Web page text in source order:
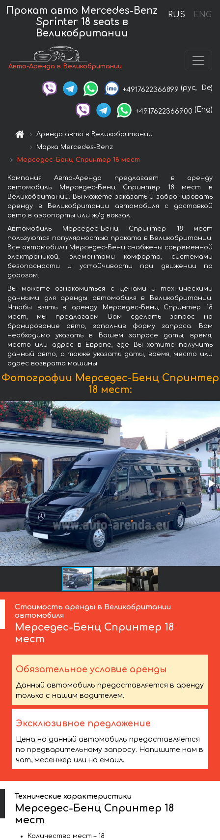
RUS ENG
Прокат авто Mercedes-Benz
Sprinter 18 seats в
Великобритании
Авто-Аренда в Великобритании
+4917622366899 (рус, De)
+4917622366900 (Eng)
Аренда авто в Великобритании
Марка Mercedes-Benz
Мерседес-Бенц Спринтер 18 мест
Компания Авто-Аренда предлагает в аренду
автомобиль Мерседес-Бенц Спринтер 18 мест в
Великобритании. Вы можете заказать и забронировать
аренду в Великобритании автомобиля с доставкой
авто в аэропорты или ж/д вокзал.
Автомобиль Мерседес-Бенц Спринтер 18 мест
пользуются популярностью проката в Великобритании.
Все автомобили Мерседес-Бенц снабжены современной
электроникой, элементами комфорта, системами
безопасности и устойчивости при движении по
дорогам.
Вы можете ознакомиться с ценами и техническими
данными для аренды автомобиля в Великобритании.
Чтобы взять в аренду Мерседес-Бенц Спринтер 18
мест, мы предлагаем Вам сделать запрос на
бронирование авто, заполнив форму запроса. Вам
необходимо указать в Вашем запросе даты, время,
место или адрес в Европе, где Вы хотите получить
данный авто, а также указать даты, время, место или
адрес возврата машины.
Фотографии Мерседес-Бенц Спринтер
18 мест:
Стоимость аренды в Великобритании
автомобиля
Мерседес-Бенц Спринтер 18
мест
Обязательное условие аренды
Данный автомобиль предоставляется в аренду
только с нашим водителем.
Эксклюзивное предложение
Цена на данный автомобиль предоставляется
по предварительному запросу. Напишите нам в
чат, месенжер или на емаил.
Технические характеристики
Мерседес-Бенц Спринтер 18
мест
Количество мест – 18